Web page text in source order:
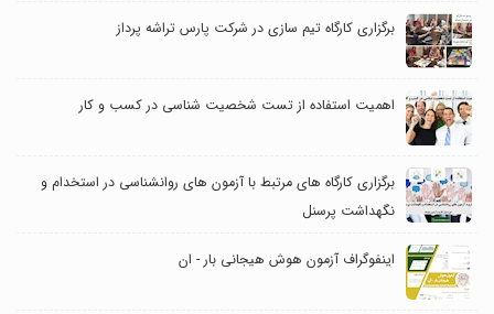
برگزاری کارگاه تیم سازی در شرکت پارس تراشه پرداز
اهمیت استفاده از تست شخصیت شناسی در کسب و کار
برگزاری کارگاه های مرتبط با آزمون های روانشناسی در استخدام و
نگهداشت پرسنل
اینفوگراف آزمون هوش هیجانی بار - ان